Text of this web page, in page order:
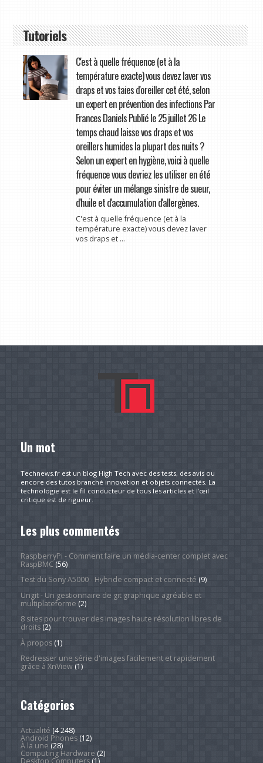
Tutoriels
C'est à quelle fréquence (et à la
température exacte) vous devez laver vos
draps et vos taies d'oreiller cet été, selon
un expert en prévention des infections Par
Frances Daniels Publié le 25 juillet 26 Le
temps chaud laisse vos draps et vos
oreillers humides la plupart des nuits ?
Selon un expert en hygiène, voici à quelle
fréquence vous devriez les utiliser en été
pour éviter un mélange sinistre de sueur,
d'huile et d'accumulation d'allergènes.
C'est à quelle fréquence (et à la
température exacte) vous devez laver
vos draps et ...
Un mot
Technews.fr est un blog High Tech avec des tests, des avis ou
encore des tutos branché innovation et objets connectés. La
technologie est le fil conducteur de tous les articles et l’œil
critique est de rigueur.
Les plus commentés
RaspberryPi - Comment faire un média-center complet avec
RaspBMC(56)
Test du Sony A5000 - Hybride compact et connecté (9)
Ungit - Un gestionnaire de git graphique agréable et
multiplateforme (2)
8 sites pour trouver des images haute résolution libres de
droits(2)
À propos(1)
Redresser une série d'images facilement et rapidement
grâce à XnView(1)
Catégories
Actualité (4 248)
Android Phones(12)
À la une (28)
Computing Hardware (2)
Desktop Computers(1)